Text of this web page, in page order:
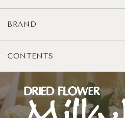
BRAND
CONTENTS